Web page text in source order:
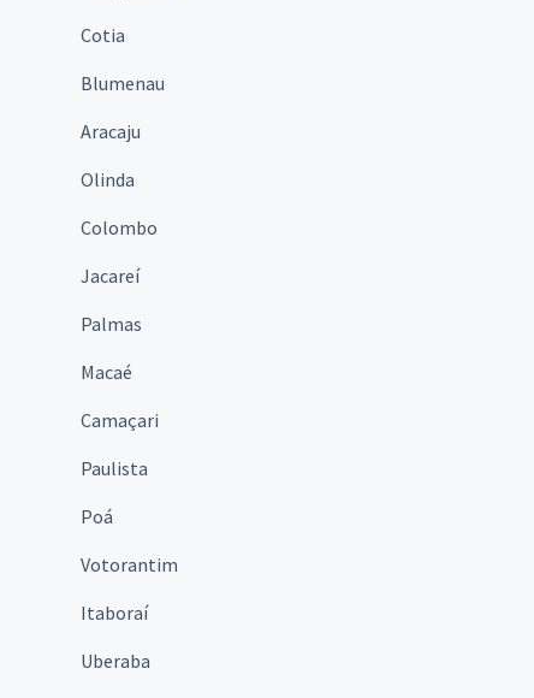
Cotia
Blumenau
Aracaju
Olinda
Colombo
Jacareí
Palmas
Macaé
Camaçari
Paulista
Poá
Votorantim
Itaboraí
Uberaba